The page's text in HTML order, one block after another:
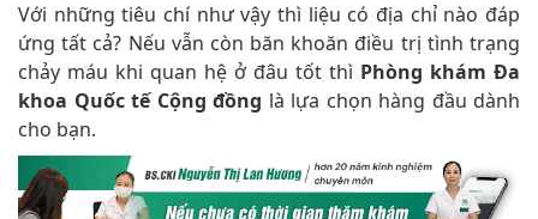
Với những tiêu chí như vậy thì liệu có địa chỉ nào đáp
ứng tất cả? Nếu vẫn còn băn khoăn điều trị tình trạng
chảy máu khi quan hệ ở đâu tốt thì Phòng khám Đa
khoa Quốc tế Cộng đồng là lựa chọn hàng đầu dành
cho bạn.